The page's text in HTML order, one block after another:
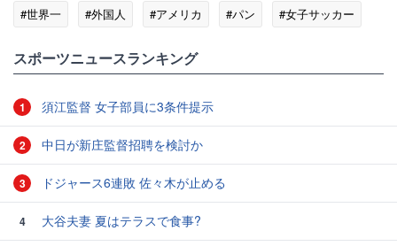
#世界一
#外国人 #アメリカ #パン
#女子サッカー
スポーツニュースランキング
1 須江監督 女子部員に3条件提示
2 中日が新庄監督招聘を検討か
3 ドジャース6連敗 佐々木が止める
4 大谷夫妻 夏はテラスで食事?